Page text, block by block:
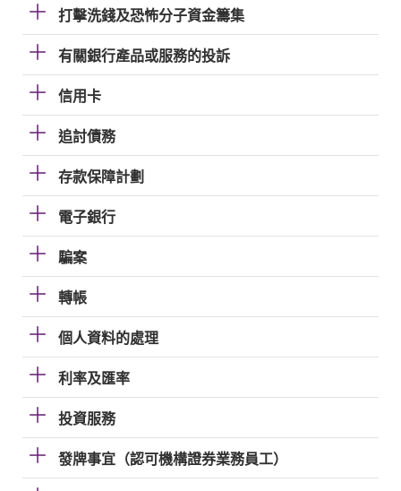
打擊洗錢及恐怖分子資金籌集
有關銀行產品或服務的投訴
信用卡
追討債務
存款保障計劃
電子銀行
騙案
轉帳
個人資料的處理
利率及匯率
投資服務
發牌事宜（認可機構證券業務員工）